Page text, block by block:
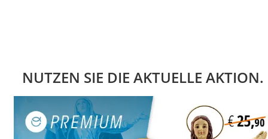
NUTZEN SIE DIE AKTUELLE AKTION.